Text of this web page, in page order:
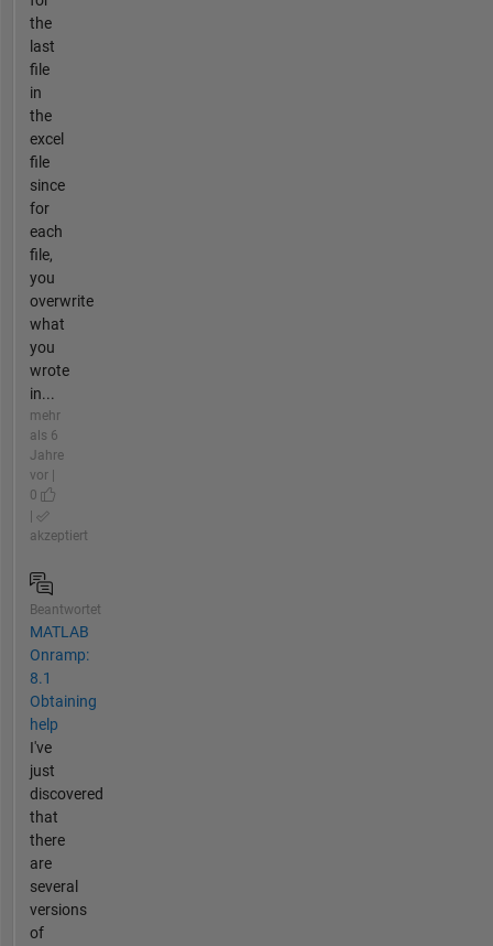
the
last
file
in
the
excel
file
since
for
each
file,
you
overwrite
what
you
wrote
in...
mehr
als 6
Jahre
vor |
0
akzeptiert
Beantwortet
MATLAB
Onramp:
8.1
Obtaining
help
I've
just
discovered
that
there
are
several
versions
of